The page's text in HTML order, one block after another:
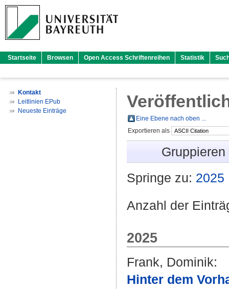
Startseite Browsen Open Access Schriftenreihen Statistik
Kontakt
Leitlinien EPub
Neueste Einträge
Eine Ebene nach oben ...
Exportieren als
Springe zu: 2025
Anzahl der
2025
Frank, Dominik:
Hinter dem